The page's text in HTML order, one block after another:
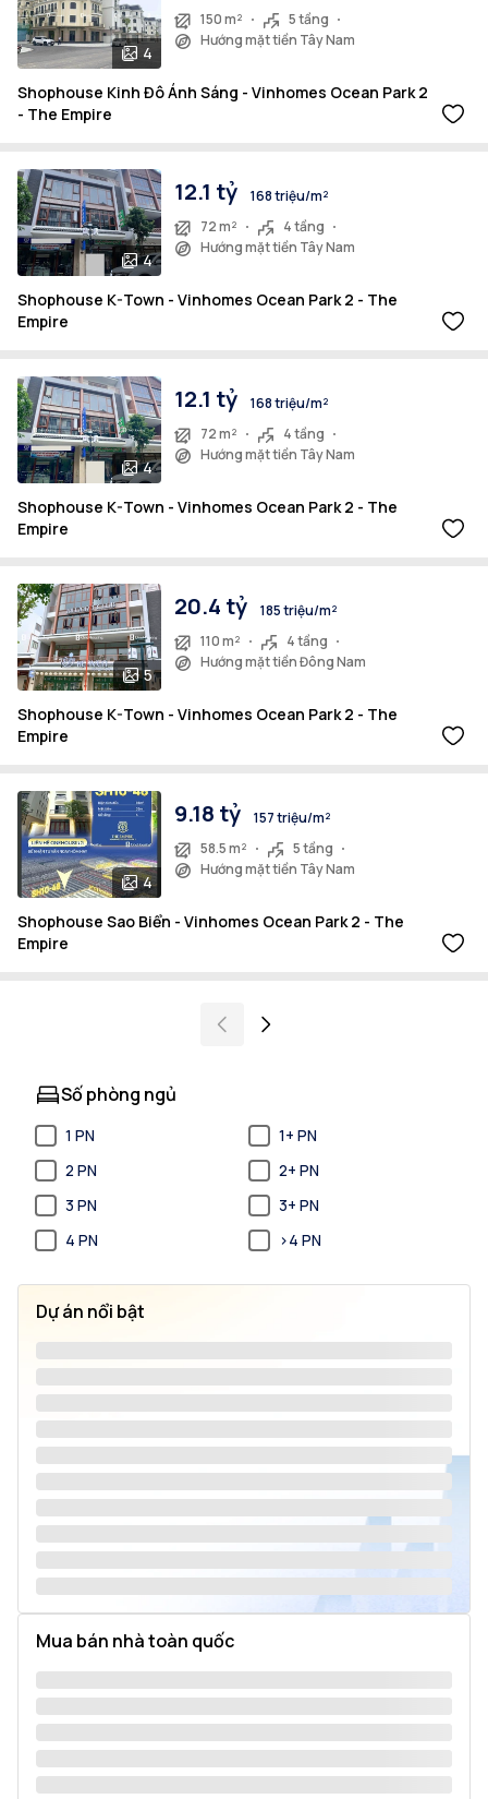
4
150 m²
5 tầng
Hướng mặt tiền Tây Nam
Shophouse Kinh Đô Ánh Sáng - Vinhomes Ocean Park 2
- The Empire
4
12.1 tỷ
168 triệu/m²
72 m²
4 tầng
Hướng mặt tiền Tây Nam
Shophouse K-Town - Vinhomes Ocean Park 2 - The
Empire
4
12.1 tỷ
168 triệu/m²
72 m²
4 tầng
Hướng mặt tiền Tây Nam
Shophouse K-Town - Vinhomes Ocean Park 2 - The
Empire
5
20.4 tỷ
185 triệu/m²
110 m²
4 tầng
Hướng mặt tiền Đông Nam
Shophouse K-Town - Vinhomes Ocean Park 2 - The
Empire
4
9.18 tỷ
157 triệu/m²
58.5 m²
5 tầng
Hướng mặt tiền Tây Nam
Shophouse Sao Biển - Vinhomes Ocean Park 2 - The
Empire
Số phòng ngủ
1 PN
1+ PN
2 PN
2+ PN
3 PN
3+ PN
4 PN
>4 PN
Dự án nổi bật
Mua bán nhà toàn quốc